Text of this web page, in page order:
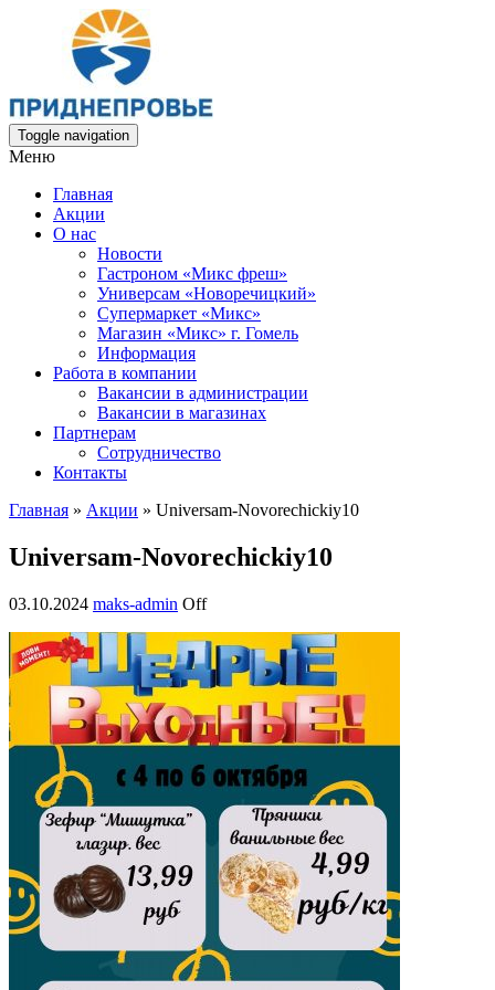
Toggle navigation
Меню
Главная
Акции
О нас
Новости
Гастроном «Микс фреш»
Универсам «Новоречицкий»
Супермаркет «Микс»
Магазин «Микс» г. Гомель
Информация
Работа в компании
Вакансии в администрации
Вакансии в магазинах
Партнерам
Сотрудничество
Контакты
Главная » Акции » Universam-Novorechickiy10
Universam-Novorechickiy10
03.10.2024 maks-admin Off